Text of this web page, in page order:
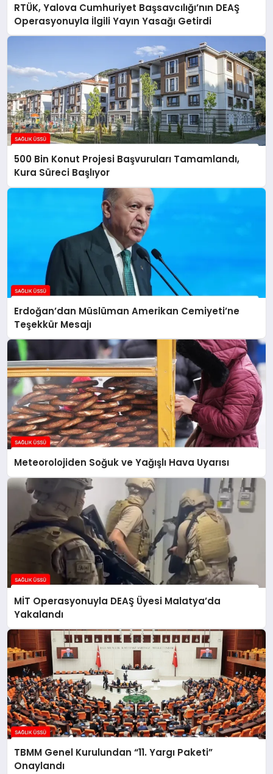
RTÜK, Yalova Cumhuriyet Başsavcılığı’nın DEAŞ
Operasyonuyla İlgili Yayın Yasağı Getirdi
500 Bin Konut Projesi Başvuruları Tamamlandı,
Kura Süreci Başlıyor
Erdoğan’dan Müslüman Amerikan Cemiyeti’ne
Teşekkür Mesajı
Meteorolojiden Soğuk ve Yağışlı Hava Uyarısı
MİT Operasyonuyla DEAŞ Üyesi Malatya’da
Yakalandı
TBMM Genel Kurulundan “11. Yargı Paketi”
Onaylandı